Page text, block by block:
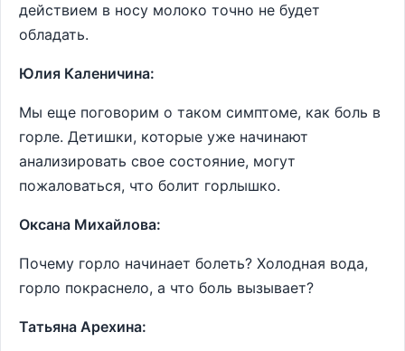
действием в носу молоко точно не будет
обладать.
Юлия Каленичина:
Мы еще поговорим о таком симптоме, как боль в
горле. Детишки, которые уже начинают
анализировать свое состояние, могут
пожаловаться, что болит горлышко.
Оксана Михайлова:
Почему горло начинает болеть? Холодная вода,
горло покраснело, а что боль вызывает?
Татьяна Арехина: